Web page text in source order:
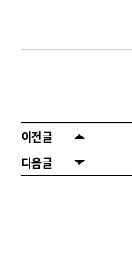
이전글
다음글